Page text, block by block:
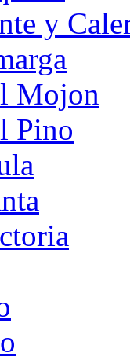
y
Mojon
Pino